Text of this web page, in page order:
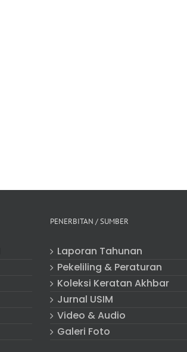
PENERBITAN / SUMBER
Laporan Tahunan
Pekeliling & Peraturan
Koleksi Keratan Akhbar
Jurnal USIM
Video & Audio
Galeri Foto